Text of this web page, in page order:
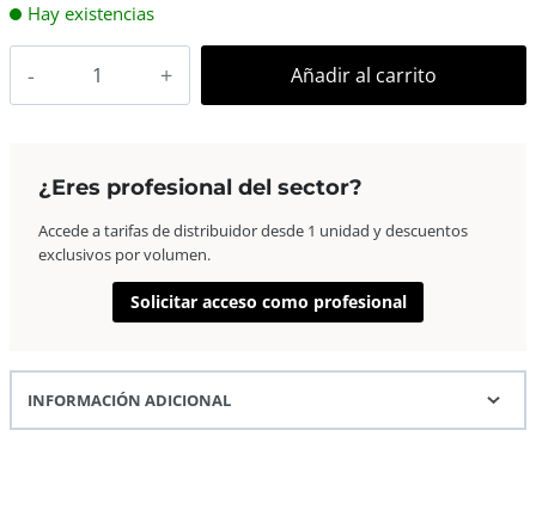
Hay existencias
Euro
21×29,7
Añadir al carrito
¿Eres profesional del sector?
Accede a tarifas de distribuidor desde 1 unidad y descuentos
exclusivos por volumen.
Solicitar acceso como profesional
INFORMACIÓN ADICIONAL